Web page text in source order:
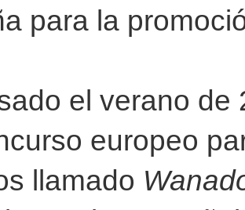
para la
el verano de
europeo
llamado